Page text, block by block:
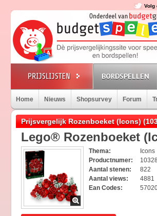
Volg
BORDSPELLEN
Home Nieuws Shopsurvey Forum
Prijsvergelijk Rozenboeket (Icons)
Lego® Rozenboeket
Thema:
Icons
Productnumer:
10328
Aantal stenen:
822
Aantal views:
4881
Ean Codes: